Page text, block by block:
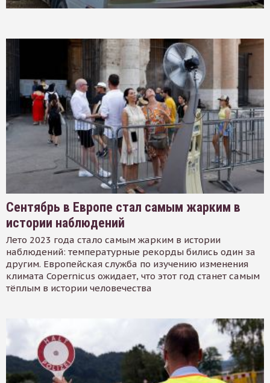
Сентябрь в Европе стал самым жарким в
истории наблюдений
Лето 2023 года стало самым жарким в истории
наблюдений: температурные рекорды бились один за
другим. Европейская служба по изучению изменения
климата Copernicus ожидает, что этот год станет самым
тёплым в истории человечества